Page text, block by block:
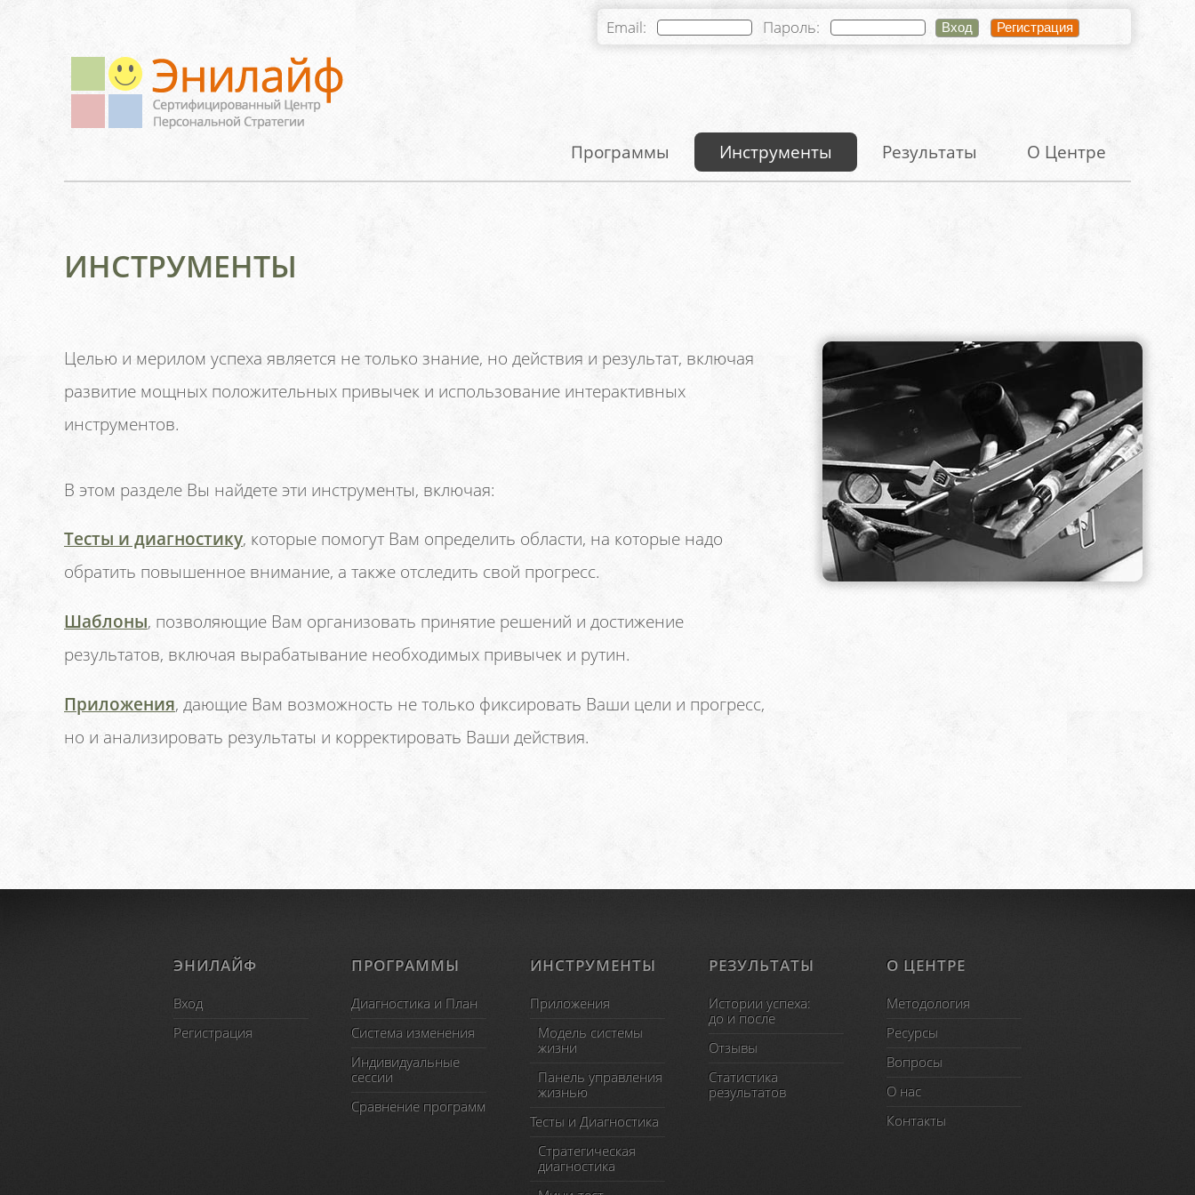
Email: Пароль:
Программы Инструменты Результаты О Центре
ИНСТРУМЕНТЫ
Целью и мерилом успеха является не только знание, но действия и результат, включая
развитие мощных положительных привычек и использование интерактивных
инструментов.
В этом разделе Вы найдете эти инструменты, включая:
Тесты и диагностику, которые помогут Вам определить области, на которые надо
обратить повышенное внимание, а также отследить свой прогресс.
Шаблоны, позволяющие Вам организовать принятие решений и достижение
результатов, включая вырабатывание необходимых привычек и рутин.
Приложения, дающие Вам возможность не только фиксировать Ваши цели и прогресс,
но и анализировать результаты и корректировать Ваши действия.
ЭНИЛАЙФ
Вход
Регистрация
ПРОГРАММЫ
Диагностика и План
Система изменения
Индивидуальные
сессии
Сравнение программ
ИНСТРУМЕНТЫ
Приложения
Модель системы
жизни
Панель управления
жизнью
Тесты и Диагностика
Стратегическая
диагностика
РЕЗУЛЬТАТЫ
Истории успеха:
до и после
Отзывы
Статистика
результатов
О ЦЕНТРЕ
Методология
Ресурсы
Вопросы
O нас
Контакты